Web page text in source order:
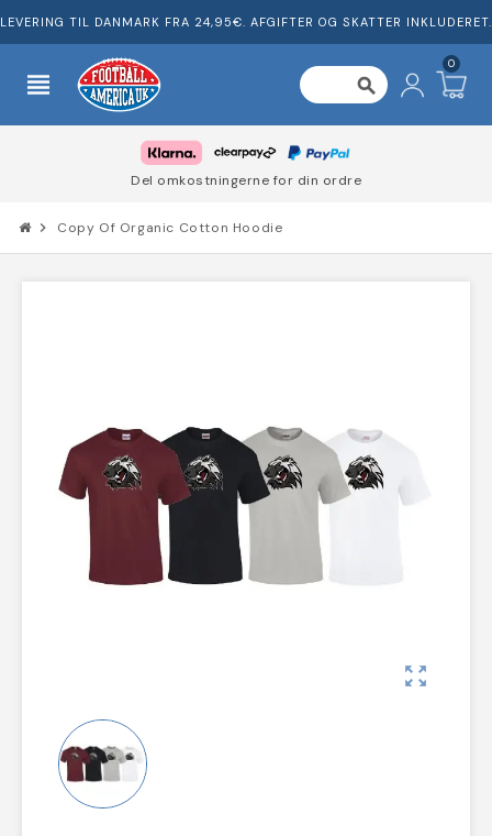
LEVERING TIL DANMARK FRA 24,95€. AFGIFTER OG SKATTER INKLUDERET.
view_headline search
0
Del omkostningerne for din ordre
chevron_right Copy Of Organic Cotton Hoodie
zoom_out_map